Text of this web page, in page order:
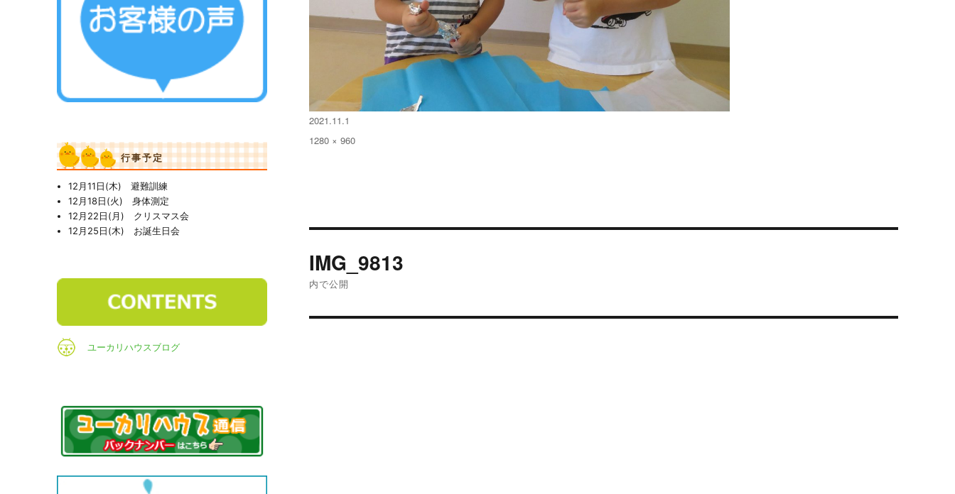
投
稿
2021.11.1
フ
1280 × 960
稿
IMG_9813
内で公開
行事予定
12月11日(木) 避難訓練
12月18日(火) 身体測定
12月22日(月) クリスマス会
12月25日(木) お誕生日会
ユーカリハウスブログ